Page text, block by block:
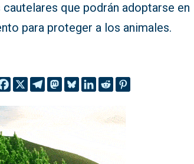
que podrán adoptarse en
para proteger a los animales.